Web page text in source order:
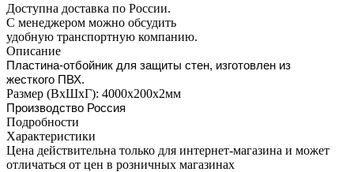
Доступна доставка по России.
С менеджером можно обсудить
удобную транспортную компанию.
Описание
Пластина-отбойник для защиты стен, изготовлен из
жесткого ПВХ.
Размер (ВхШхГ): 4000х200х2мм
Производство Россия
Подробности
Характеристики
Цена действительна только для интернет-магазина и может
отличаться от цен в розничных магазинах